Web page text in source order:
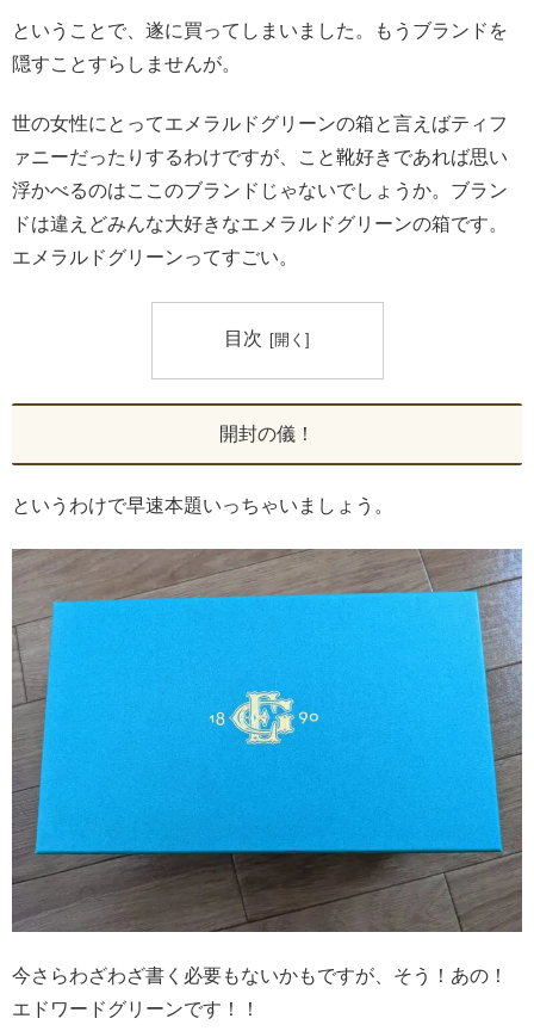
ということで、遂に買ってしまいました。もうブランドを
隠すことすらしませんが。
世の女性にとってエメラルドグリーンの箱と言えばティフ
ァニーだったりするわけですが、こと靴好きであれば思い
浮かべるのはここのブランドじゃないでしょうか。ブラン
ドは違えどみんな大好きなエメラルドグリーンの箱です。
エメラルドグリーンってすごい。
目次
開封の儀！
というわけで早速本題いっちゃいましょう。
今さらわざわざ書く必要もないかもですが、そう！あの！
エドワードグリーンです！！